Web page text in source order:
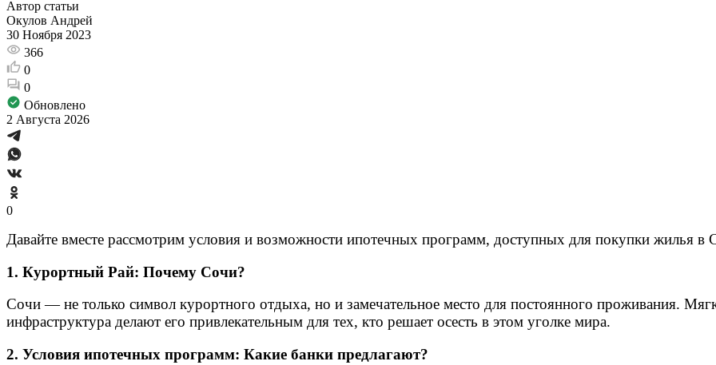
Автор статьи
Окулов Андрей
30 Ноября 2023
366
0
0
Обновлено
2 Августа 2026
0
Давайте вместе рассмотрим условия и возможности ипотечных программ, доступных для покупки жилья в
1. Курортный Рай: Почему Сочи?
Сочи — не только символ курортного отдыха, но и замечательное место для постоянного проживания.
инфраструктура делают его привлекательным для тех, кто решает осесть в этом уголке мира.
2. Условия ипотечных программ: Какие банки предлагают?